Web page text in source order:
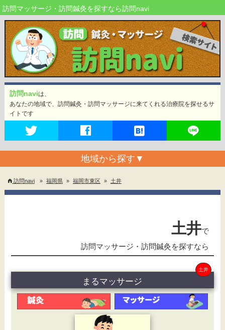
訪問マッサージ・訪問鍼灸を探すなら訪問navi
訪問naviは、
あなたの地域で、訪問鍼灸・訪問マッサージに来てくれる治療院を探せるサ
イトです
地域から探す ▼
訪問navi » 福岡県 » 福岡市東区 » 土井
土井で
訪問マッサージ・訪問鍼灸を探すなら
土井
まるマッサージ